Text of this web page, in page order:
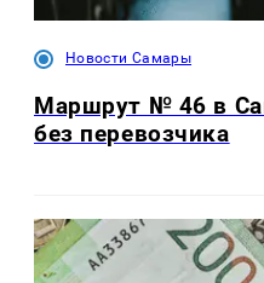
Новости Самары
Маршрут № 46 в
без перевозчика